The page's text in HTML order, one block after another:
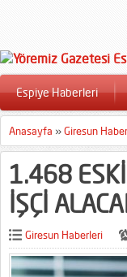
Espiye Haberleri
Anasayfa »Giresun
1.468
İŞÇİ
Giresun Haberleri